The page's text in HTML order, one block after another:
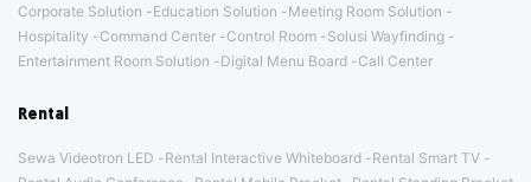
Corporate Solution Education Solution
Meeting Room Solution
Hospitality
Command Center Control Room
Solusi Wayfinding
Entertainment Room Solution
Digital Menu Board Call Center
Rental
Sewa Videotron LED Rental Interactive Whiteboard
Rental Smart TV